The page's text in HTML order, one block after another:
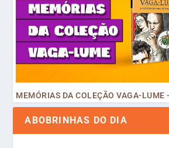
ABOBRINHAS DO DIA